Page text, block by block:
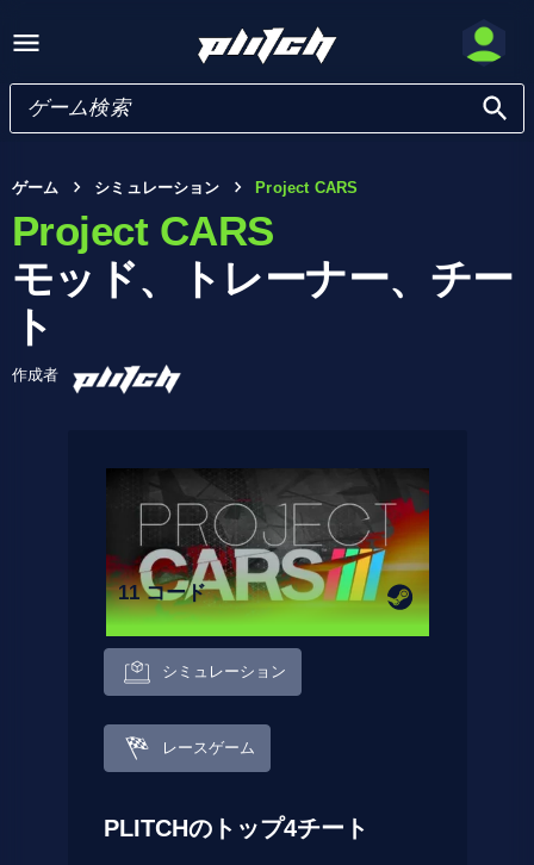
ゲーム シミュレーション Project CARS
Project CARS
モッド、トレーナー、チー
ト
作成者
11 コード
シミュレーション
レースゲーム
PLITCHのトップ4チート